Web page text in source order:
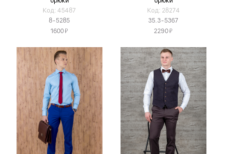
Код: 45487
8-5285
1600Я
Код: 28274
35.3-5367
2290Я